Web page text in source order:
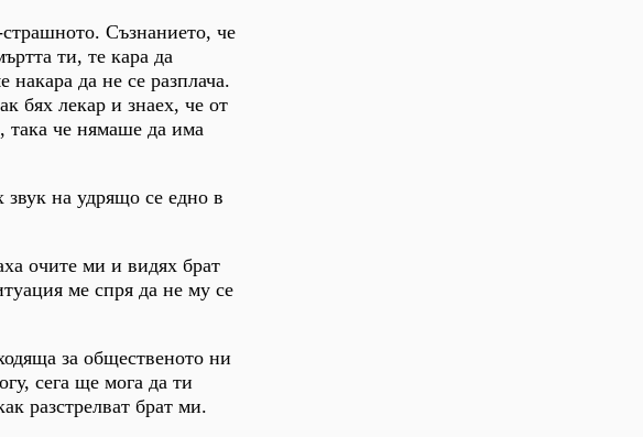
Съзнанието, че
ти, те кара да
да не се разплача.
бях лекар и знаех, че от
така че нямаше да има
звук на удрящо се едно в
очите ми и видях брат
ме спря да не му се
за общественото ни
сега ще мога да ти
разстрелват брат ми.